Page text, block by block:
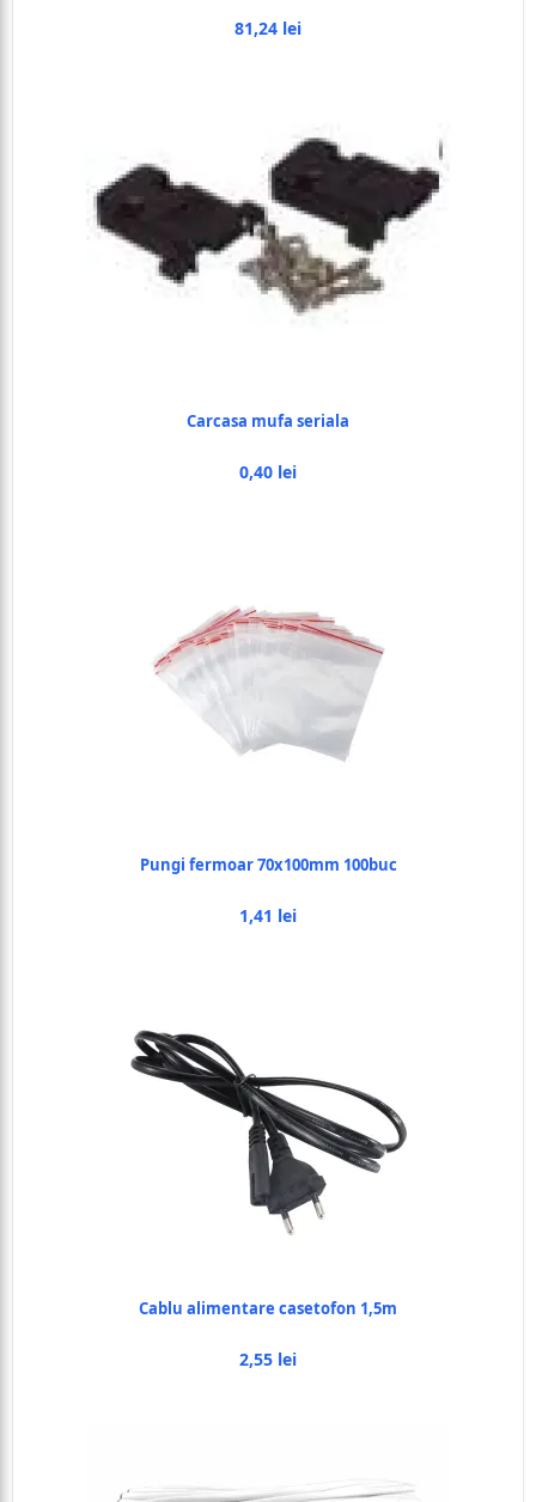
81,24 lei
Carcasa mufa seriala
0,40 lei
Pungi fermoar 70x100mm 100buc
1,41 lei
Cablu alimentare casetofon 1,5m
2,55 lei